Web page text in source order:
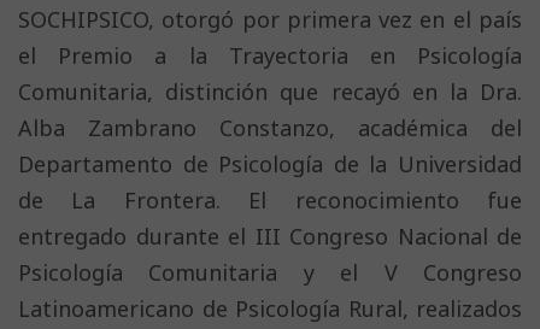
SOCHIPSICO, otorgó por primera vez en el país
el Premio a la Trayectoria en Psicología
Comunitaria, distinción que recayó en la Dra.
Alba Zambrano Constanzo, académica del
Departamento de Psicología de la Universidad
de La Frontera. El reconocimiento fue
entregado durante el III Congreso Nacional de
Psicología Comunitaria y el V Congreso
Latinoamericano de Psicología Rural, realizados